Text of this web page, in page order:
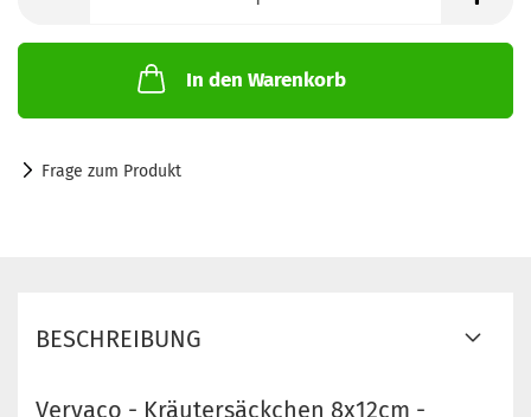
In den Warenkorb
Frage zum Produkt
BESCHREIBUNG
Vervaco - Kräutersäckchen 8x12cm -